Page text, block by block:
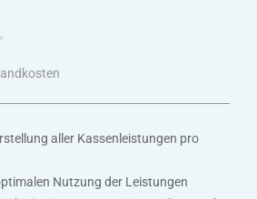
aller Kassenleistungen pro
Nutzung der Leistungen